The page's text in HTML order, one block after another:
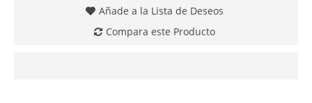
Añade a la Lista de Deseos
Compara este Producto